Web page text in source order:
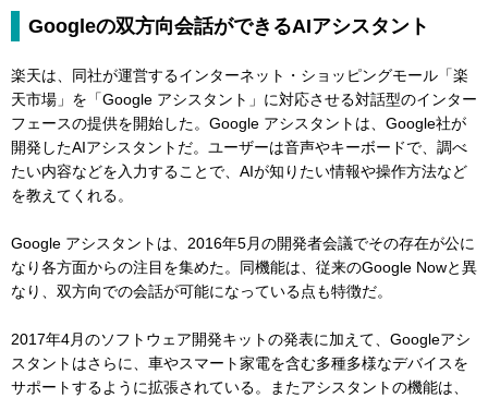
Googleの双方向会話ができるAIアシスタント
楽天は、同社が運営するインターネット・ショッピングモール「楽
天市場」を「Google アシスタント」に対応させる対話型のインター
フェースの提供を開始した。Google アシスタントは、Google社が
開発したAIアシスタントだ。ユーザーは音声やキーボードで、調べ
たい内容などを入力することで、AIが知りたい情報や操作方法など
を教えてくれる。
Google アシスタントは、2016年5月の開発者会議でその存在が公に
なり各方面からの注目を集めた。同機能は、従来のGoogle Nowと異
なり、双方向での会話が可能になっている点も特徴だ。
2017年4月のソフトウェア開発キットの発表に加えて、Googleアシ
スタントはさらに、車やスマート家電を含む多種多様なデバイスを
サポートするように拡張されている。またアシスタントの機能は、